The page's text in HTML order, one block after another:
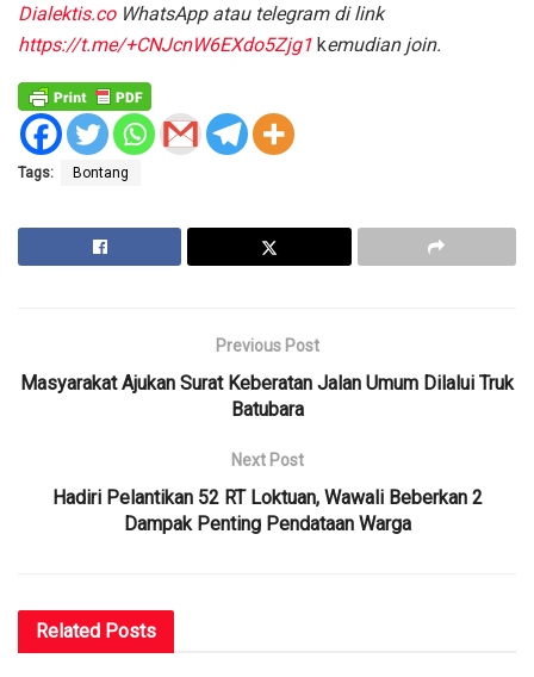
Dialektis.co WhatsApp atau telegram di link
https://t.me/+CNJcnW6EXdo5Zjg1 kemudian join.
Tags: Bontang
Previous Post
Masyarakat Ajukan Surat Keberatan Jalan Umum Dilalui Truk
Batubara
Next Post
Hadiri Pelantikan 52 RT Loktuan, Wawali Beberkan 2
Dampak Penting Pendataan Warga
Related Posts